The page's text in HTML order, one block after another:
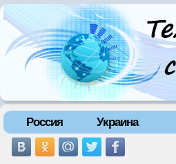
Россия Украина